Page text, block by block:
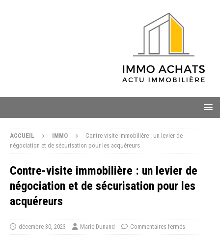
ACCUEIL IMMO
Contre-visite immobilière : un levier de
négociation et de sécurisation pour les acquéreurs
Contre-visite immobilière : un levier de
négociation et de sécurisation pour les
acquéreurs
décembre 30, 2023 Marie Dunand Commentaires fermés